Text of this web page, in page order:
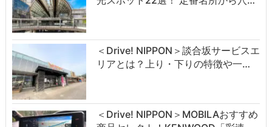
＜Drive! NIPPON＞談合坂サービスエ
リアとは？上り・下りの特徴や一…
＜Drive! NIPPON＞MOBILAおすすめ